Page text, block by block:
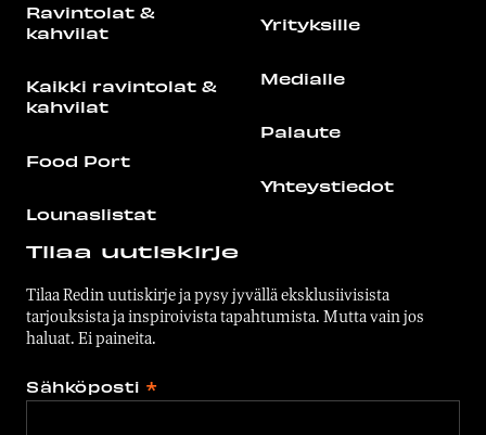
Ravintolat &
kahvilat
Kaikki ravintolat &
kahvilat
Food Port
Lounaslistat
Yrityksille
Medialle
Palaute
Yhteystiedot
Tilaa uutiskirje
Tilaa Redin uutiskirje ja pysy jyvällä eksklusiivisista
tarjouksista ja inspiroivista tapahtumista. Mutta vain jos
haluat. Ei paineita.
Sähköposti *